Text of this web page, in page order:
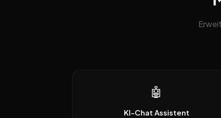
🤖
KI-Chat Assistent